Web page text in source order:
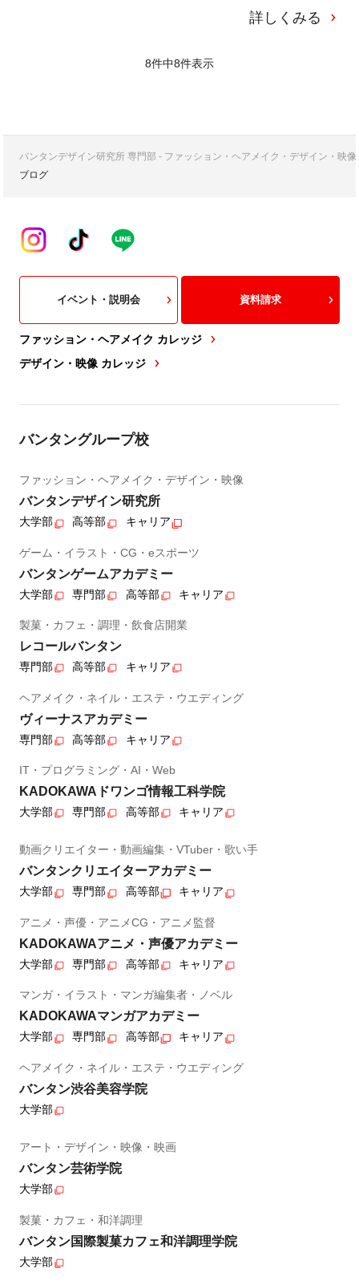
詳しくみる
8件中8件表示
バンタンデザイン研究所 専門部 - ファッション・ヘアメイク・デザイン・映
ブログ
ファッション・ヘアメイク カレッジ
デザイン・映像 カレッジ
イベント・説明会 資料請求
バンタングループ校
ファッション・ヘアメイク・デザイン・映像
バンタンデザイン研究所
大学部 高等部 キャリア
ゲーム・イラスト・CG・eスポーツ
バンタンゲームアカデミー
大学部 専門部 高等部 キャリア
製菓・カフェ・調理・飲食店開業
レコールバンタン
専門部 高等部 キャリア
ヘアメイク・ネイル・エステ・ウエディング
ヴィーナスアカデミー
専門部 高等部 キャリア
IT・プログラミング・AI・Web
KADOKAWAドワンゴ情報工科学院
大学部 専門部 高等部 キャリア
動画クリエイター・動画編集・VTuber・歌い手
バンタンクリエイターアカデミー
大学部 専門部 高等部 キャリア
アニメ・声優・アニメCG・アニメ監督
KADOKAWAアニメ・声優アカデミー
大学部 専門部 高等部 キャリア
マンガ・イラスト・マンガ編集者・ノベル
KADOKAWAマンガアカデミー
大学部 専門部 高等部 キャリア
ヘアメイク・ネイル・エステ・ウエディング
バンタン渋谷美容学院
大学部
アート・デザイン・映像・映画
バンタン芸術学院
大学部
製菓・カフェ・和洋調理
バンタン国際製菓カフェ和洋調理学院
大学部